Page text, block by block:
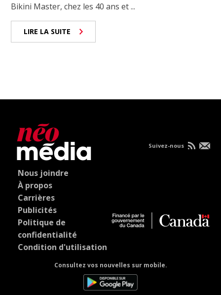
Bikini Master, chez les 40 ans et ...
LIRE LA SUITE
Nous joindre
À propos
Carrières
Publicités
Politique de
confidentialité
Condition d'utilisation
Consultez vos nouvelles sur mobile.
Suivez-nous